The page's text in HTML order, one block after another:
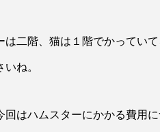
は二階、猫は１階でかってい
ね。
はハムスターにかかる費用